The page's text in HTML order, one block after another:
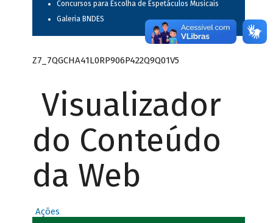
Concursos para Escolha de Espetáculos Musicais
Galeria BNDES
Z7_7QGCHA41L0RP906P422Q9Q01V5
Visualizador
do Conteúdo
da Web
Ações